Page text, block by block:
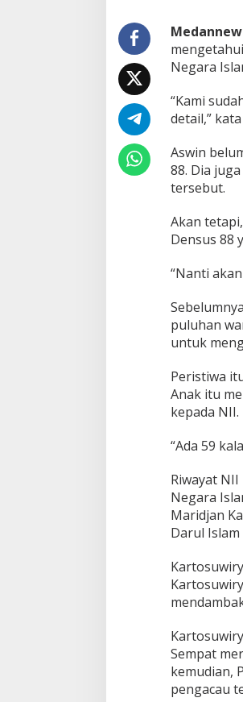
i
a
t
N
I
Negara
“Kami
detail,”
Aswin
88. Dia
tersebut.
Akan
Densus 88
“Nanti
puluhan
untuk
Peristiwa
Anak itu
kepada NII.
“Ada 59
Riwayat NII
Negara
Maridjan
Darul Islam
Sempat
kemudian,
pengacau